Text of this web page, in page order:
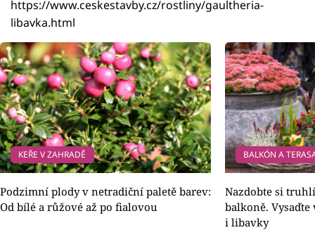
https://www.ceskestavby.cz/rostliny/gaultheria-
libavka.html
KEŘE V ZAHRADĚ
Podzimní plody v netradiční paletě barev:
Od bílé a růžové až po fialovou
BALKÓN A
Nazdobte si
balkoně.
i libavky